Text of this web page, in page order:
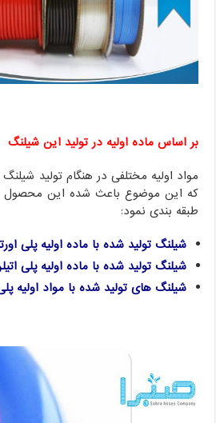
بر اساس ماده اولیه در تولید این شیلنگ
مواد اولیه مختلفی در هنگام تولید
که این موضوع باعث شده این محصول
طبقه بندی نمود:
شیلنگ تولید شده با ماده اولیه پلی
شیلنگ تولید شده با ماده اولیه پلی
شیلنگ های تولید شده با مواد اولیه